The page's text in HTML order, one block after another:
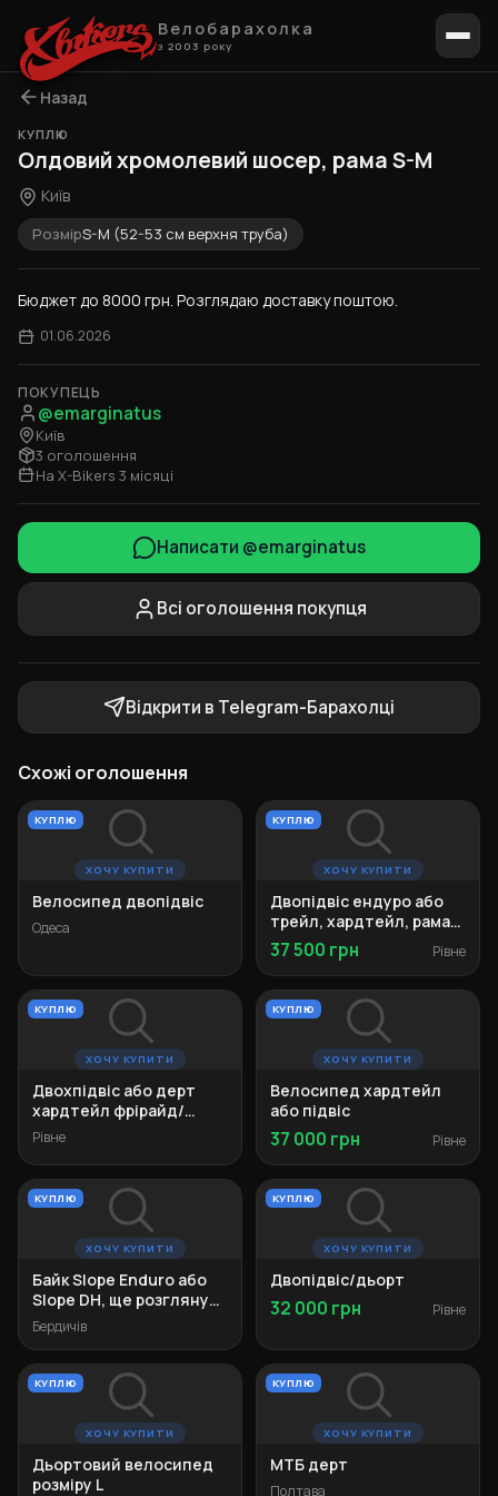
Велобарахолка
з 2003 року
Назад
КУПЛЮ
Олдовий хромолевий шосер, рама S-M
Київ
РозмірS-M (52-53 см верхня труба)
Бюджет до 8000 грн. Розглядаю доставку поштою.
01.06.2026
ПОКУПЕЦЬ
@emarginatus
Київ
3 оголошення
На X-Bikers 3 місяці
Написати @emarginatus
Всі оголошення покупця
Відкрити в Telegram-Барахолці
Схожі оголошення
ХОЧУ КУПИТИ
КУПЛЮ
Велосипед двопідвіс
Одеса
ХОЧУ КУПИТИ
КУПЛЮ
Двопідвіс ендуро або
трейл, хардтейл, рама
M-L
37 500 грн Рівне
ХОЧУ КУПИТИ
КУПЛЮ
Двохпідвіс або дерт
хардтейл фрірайд/
ендуро
Рівне
ХОЧУ КУПИТИ
КУПЛЮ
Велосипед хардтейл
або підвіс
37 000 грн Рівне
ХОЧУ КУПИТИ
КУПЛЮ
Байк Slope Enduro або
Slope DH, ще розгляну
Dartmoor Hornet Pro
Бердичів
ХОЧУ КУПИТИ
КУПЛЮ
Двопідвіс/дьорт
32 000 грн Рівне
ХОЧУ КУПИТИ
КУПЛЮ
Дьортовий велосипед
розміру L
ХОЧУ КУПИТИ
КУПЛЮ
МТБ дерт
Полтава